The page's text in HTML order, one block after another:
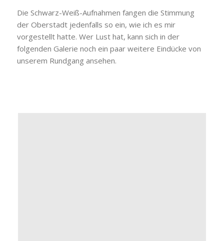
Die Schwarz-Weiß-Aufnahmen fangen die Stimmung
der Oberstadt jedenfalls so ein, wie ich es mir
vorgestellt hatte. Wer Lust hat, kann sich in der
folgenden Galerie noch ein paar weitere Eindücke von
unserem Rundgang ansehen.